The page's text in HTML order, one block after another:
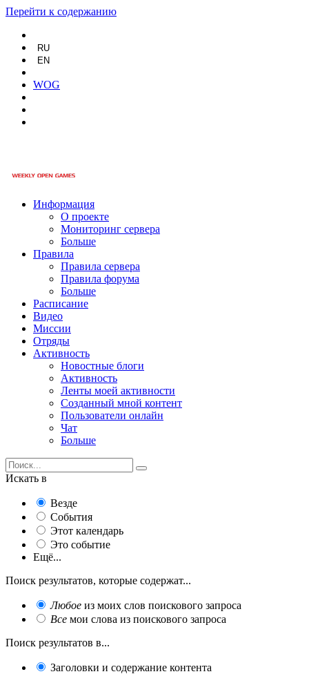
Перейти к содержанию
RU
EN
WOG
Информация
О проекте
Мониторинг сервера
Больше
Правила
Правила сервера
Правила форума
Больше
Расписание
Видео
Миссии
Отряды
Активность
Новостные блоги
Активность
Ленты моей активности
Созданный мной контент
Пользователи онлайн
Чат
Больше
Искать в
Везде
События
Этот календарь
Это событие
Ещё...
Поиск результатов, которые содержат...
Любое из моих слов поискового запроса
Все мои слова из поискового запроса
Поиск результатов в...
Заголовки и содержание контента